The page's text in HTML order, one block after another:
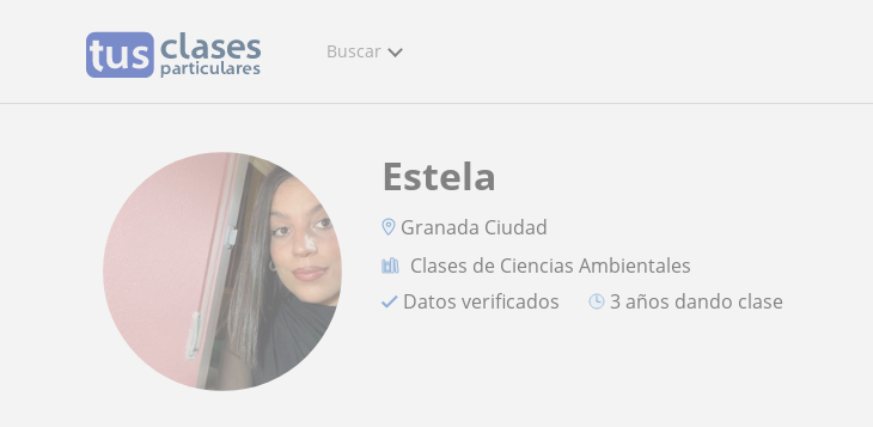
Buscar
Estela
Granada Ciudad
Clases de Ciencias Ambientales
Datos verificados
3 años dando clase